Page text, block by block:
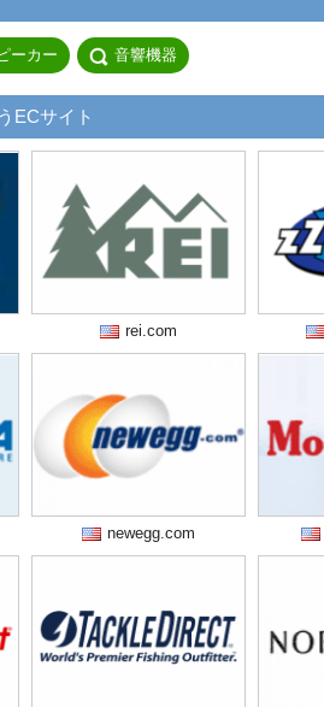
ーカー 音響機器
ECサイト
rei.com
newegg.com